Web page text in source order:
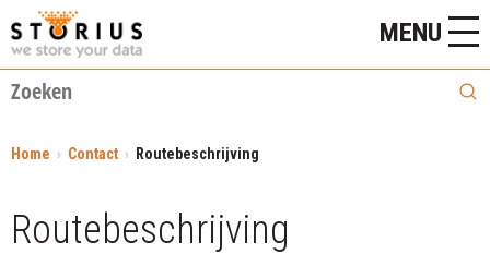
MENU
Home Contact Routebeschrijving
Routebeschrijving